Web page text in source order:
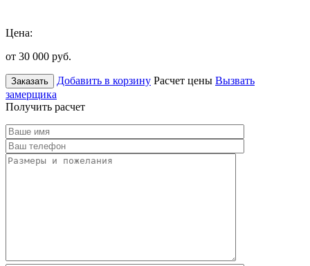
Цена:
от 30 000 руб.
Заказать Добавить в корзину Расчет цены Вызвать
замерщика
Получить расчет